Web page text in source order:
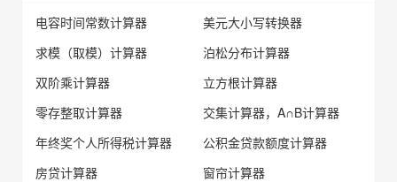
电容时间常数计算器
美元大小写转换器
求模（取模）计算器
泊松分布计算器
双阶乘计算器
立方根计算器
零存整取计算器
交集计算器，A∩B计算器
年终奖个人所得税计算器
公积金贷款额度计算器
房贷计算器
窗帘计算器